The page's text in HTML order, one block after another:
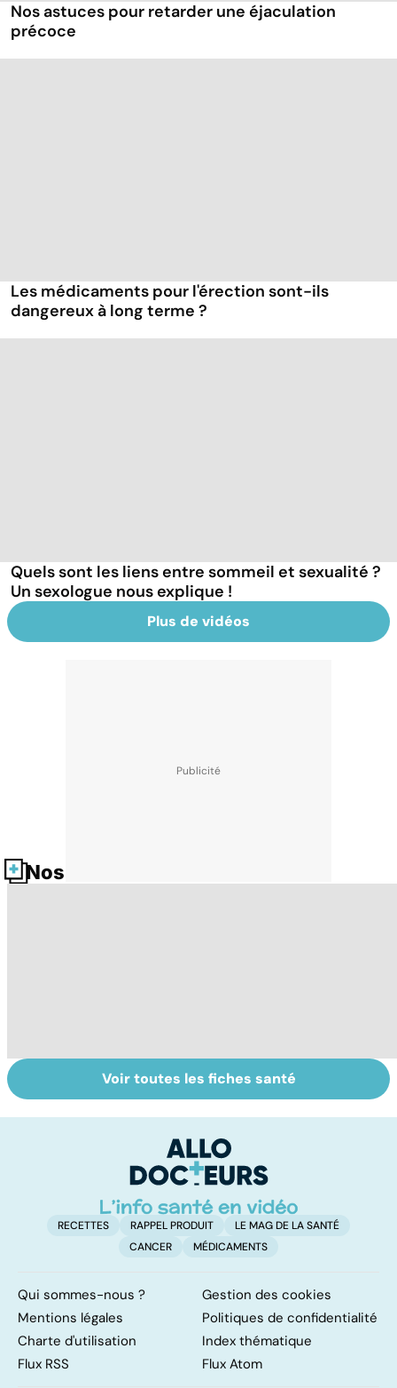
Nos astuces pour retarder une éjaculation
précoce
Les médicaments pour l'érection sont-ils
dangereux à long terme ?
Quels sont les liens entre sommeil et sexualité ?
Un sexologue nous explique !
Plus de vidéos
Nos fiches santé
Troubles de
l'érection :
Quand
l'amputation
Voir toutes les fiches santé
RECETTES RAPPEL PRODUIT
LE MAG DE LA SANTÉ
CANCER
MÉDICAMENTS
Qui sommes-nous ?
Gestion des cookies
Mentions légales
Politiques de confidentialité
Charte d'utilisation
Index thématique
Flux RSS
Flux Atom